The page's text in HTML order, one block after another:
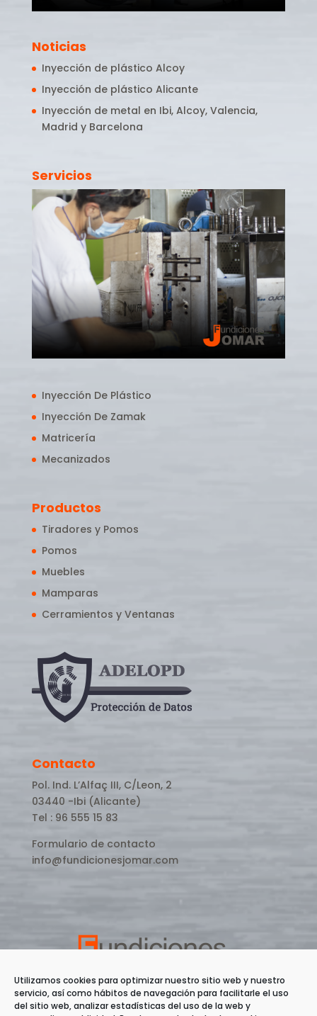
Utilizamos cookies para optimizar nuestro sitio web y nuestro
servicio, así como hábitos de navegación para facilitarle el uso
del sitio web, analizar estadísticas del uso de la web y
Noticias
Inyección de plástico Alcoy
Inyección de plástico Alicante
Inyección de metal en Ibi, Alcoy, Valencia,
Madrid y Barcelona
Servicios
Inyección De Plástico
Inyección De Zamak
Matricería
Mecanizados
Productos
Tiradores y Pomos
Pomos
Muebles
Mamparas
Cerramientos y Ventanas
Contacto
Pol. Ind. L’Alfaç III, C/Leon, 2
03440 -Ibi (Alicante)
Tel : 96 555 15 83
Formulario de contacto
info@fundicionesjomar.com